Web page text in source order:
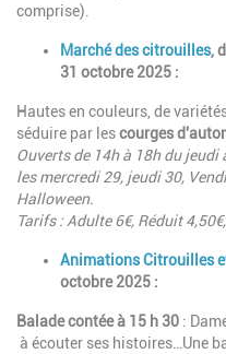
comprise).
Marché des citrouilles,
31 octobre 2025 :
Hautes en couleurs, de
séduire par lescourges
Ouverts de 14h à 18h du
les mercredi 29, jeudi 30,
Halloween.
Tarifs : Adulte 6€, Réduit
Animations Citrouilles
octobre 2025 :
Balade contée à 15 h 30 :
à écouter ses histoires…Une